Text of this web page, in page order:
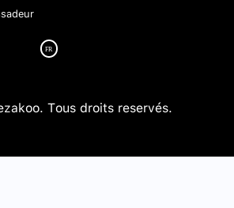
Tous droits reservés.